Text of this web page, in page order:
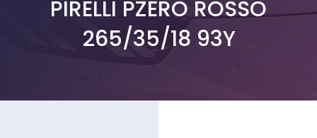
PIRELLI PZERO ROSSO
265/35/18 93Y